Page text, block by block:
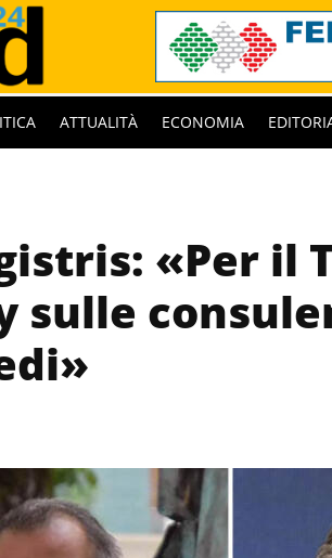
ATTUALITÀ ECONOMIA
«Per il
sulle